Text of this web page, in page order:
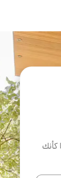
كأنك